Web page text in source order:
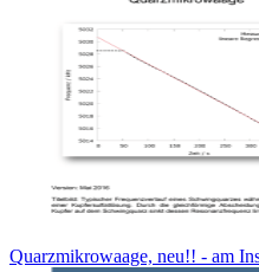
Quarzmikrowaage, neu!! - am